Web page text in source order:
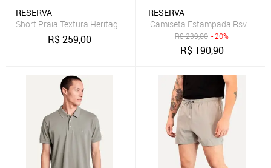
RESERVA
Short Praia Textura Heritage Reserva
R$259,00
RESERVA
Camiseta Estampada Rsv
R$239,00 - 20%
R$ 190,90